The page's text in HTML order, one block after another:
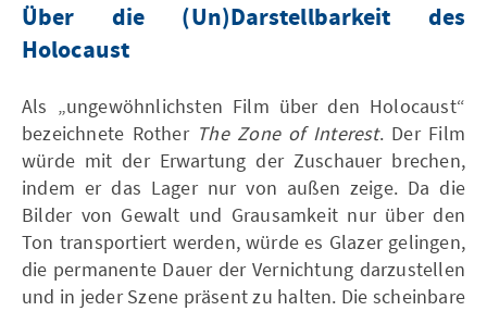
Über die (Un)Darstellbarkeit des
Holocaust
Als „ungewöhnlichsten Film über den Holocaust“
bezeichnete Rother The Zone of Interest. Der Film
würde mit der Erwartung der Zuschauer brechen,
indem er das Lager nur von außen zeige. Da die
Bilder von Gewalt und Grausamkeit nur über den
Ton transportiert werden, würde es Glazer gelingen,
die permanente Dauer der Vernichtung darzustellen
und in jeder Szene präsent zu halten. Die scheinbare